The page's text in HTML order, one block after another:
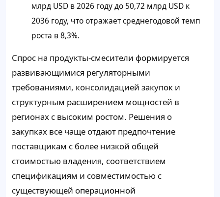
млрд USD в 2026 году до 50,72 млрд USD к
2036 году, что отражает среднегодовой темп
роста в 8,3%.
Спрос на продукты-смесители формируется
развивающимися регуляторными
требованиями, консолидацией закупок и
структурным расширением мощностей в
регионах с высоким ростом. Решения о
закупках все чаще отдают предпочтение
поставщикам с более низкой общей
стоимостью владения, соответствием
спецификациям и совместимостью с
существующей операционной